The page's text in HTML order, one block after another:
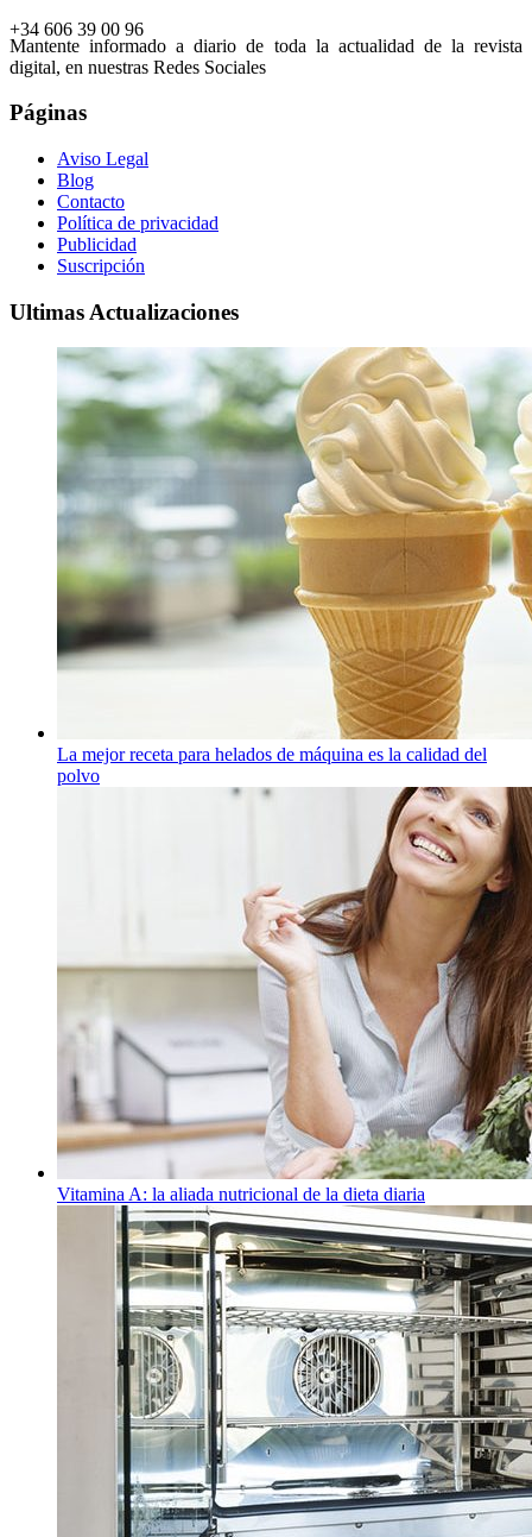
+34 606 39 00 96
Mantente informado a diario de toda la actualidad de la revista
digital, en nuestras Redes Sociales
Páginas
Aviso Legal
Blog
Contacto
Política de privacidad
Publicidad
Suscripción
Ultimas Actualizaciones
La mejor receta para helados de máquina es la calidad del
polvo
Vitamina A: la aliada nutricional de la dieta diaria